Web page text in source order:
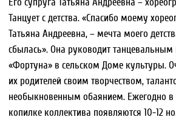
их дети выросли терпеливыми, трудолюбивыми,
целеустремленными. «Детям можно ничего не объяснять,
родители, и берут с них пример». Когда-то родители
Михаила Васильевича и Татьяны Андреевны научили их
помогать всем, кому нужна помощь, больше отдавать,
получать. Супруги Демяшкины надеются, что их дети
вырастут честными и достойными людьми.